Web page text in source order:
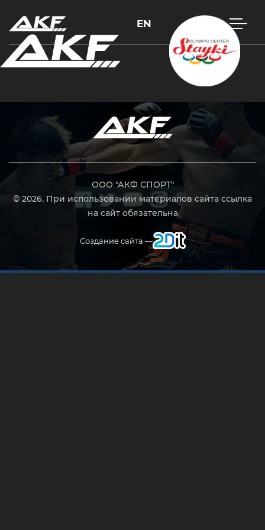
EN
ООО "АКФ СПОРТ"
© 2026. При использовании материалов сайта ссылка
на сайт обязательна
Создание сайта —
Нажмите Enter для поиска или Esc, чтобы закрыть